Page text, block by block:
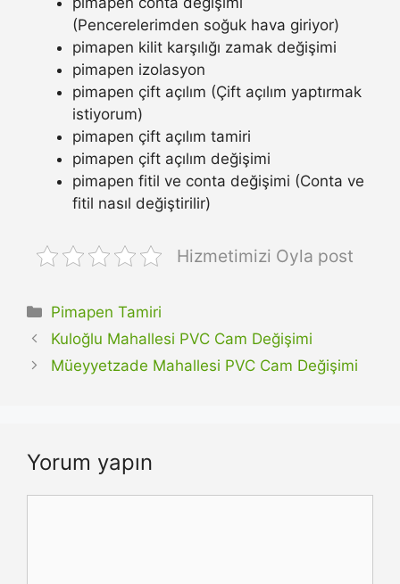
(Pencerelerimden soğuk hava giriyor)
pimapen kilit karşılığı zamak değişimi
pimapen izolasyon
pimapen çift açılım (Çift açılım yaptırmak
istiyorum)
pimapen çift açılım tamiri
pimapen çift açılım değişimi
pimapen fitil ve conta değişimi (Conta ve
fitil nasıl değiştirilir)
Hizmetimizi Oyla post
Kategoriler
Pimapen Tamiri
Kuloğlu Mahallesi PVC Cam Değişimi
Müeyyetzade Mahallesi PVC Cam Değişimi
Yorum yapın